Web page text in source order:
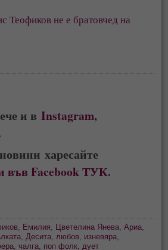
Теофиков не е братовчед на
и вInstagram,
харесайте
във Facebook ТУК.
Емилия Цветелина Янева ,Ариа
Десита любов изневяра
чалга поп фолк дует